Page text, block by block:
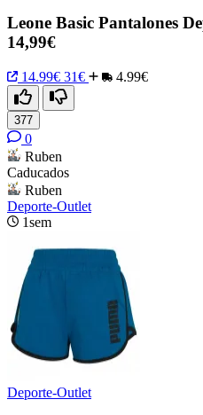
Leone Basic Pantalones
14,99€
14.99€ 31€ 4.99€
377
0
Ruben
Caducados
Ruben
Deporte-Outlet
1sem
Deporte-Outlet